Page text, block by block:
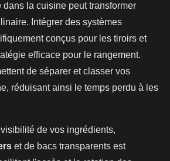
dans la cuisine peut transformer
Intégrer des systèmes
conçus pour les tiroirs et
efficace pour le rangement.
de séparer et classer vos
réduisant ainsi le temps perdu à les
de vos ingrédients,
et de bacs transparents est